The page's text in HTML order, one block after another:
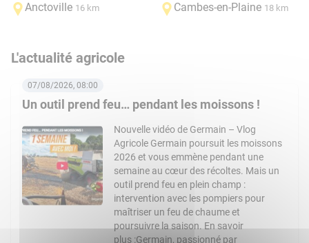
Anctoville 16 km Cambes-en-Plaine 18 km
L'actualité agricole
Un outil prend feu… pendant les moissons !
07/08/2026, 08:00
Nouvelle vidéo de Germain – Vlog
Agricole Germain poursuit les moissons
2026 et vous emmène pendant une
semaine au cœur des récoltes. Mais un
outil prend feu en plein champ :
intervention avec les pompiers pour
maîtriser un feu de chaume et
poursuivre la saison. En savoir
plus :Germain, passionné par